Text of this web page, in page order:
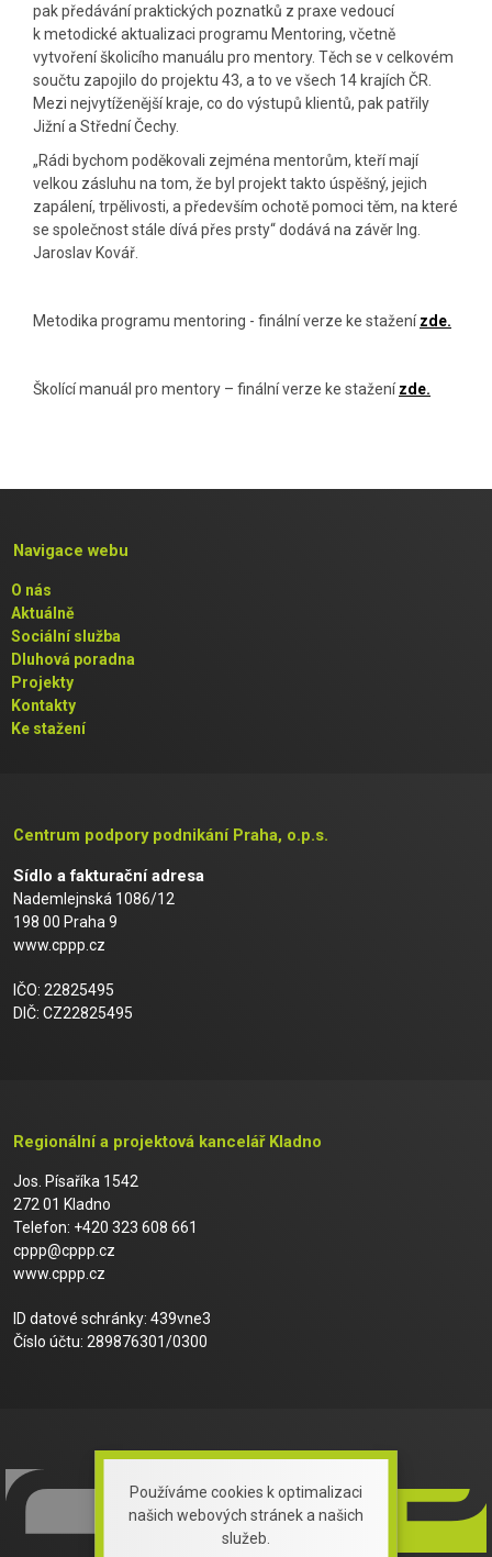
pak předávání praktických poznatků z praxe vedoucí
k metodické aktualizaci programu Mentoring, včetně
vytvoření školicího manuálu pro mentory. Těch se v celkovém
součtu zapojilo do projektu 43, a to ve všech 14 krajích ČR.
Mezi nejvytíženější kraje, co do výstupů klientů, pak patřily
Jižní a Střední Čechy.
„Rádi bychom poděkovali zejména mentorům, kteří mají
velkou zásluhu na tom, že byl projekt takto úspěšný, jejich
zapálení, trpělivosti, a především ochotě pomoci těm, na které
se společnost stále dívá přes prsty“ dodává na závěr Ing.
Jaroslav Kovář.
Metodika programu mentoring - finální verze ke staženízde.
Školící manuál pro mentory – finální verze ke staženízde.
Navigace webu
O nás
Aktuálně
Sociální služba
Dluhová poradna
Projekty
Kontakty
Ke stažení
Centrum podpory podnikání Praha, o.p.s.
Sídlo a fakturační adresa
Nademlejnská 1086/12
198 00 Praha 9
www.cppp.cz
IČO: 22825495
DIČ: CZ22825495
Regionální a projektová kancelář Kladno
Jos. Písaříka 1542
272 01 Kladno
Telefon: +420 323 608 661
cppp@cppp.cz
www.cppp.cz
ID datové schránky: 439vne3
Číslo účtu: 289876301/0300
Používáme cookies k optimalizaci
našich webových stránek a našich
služeb.